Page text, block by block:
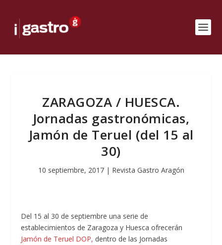
ZARAGOZA / HUESCA.
Jornadas gastronómicas,
Jamón de Teruel (del 15 al
30)
10 septiembre, 2017| Revista Gastro Aragón
Del 15 al 30 de septiembre una serie de
establecimientos de Zaragoza y Huesca ofrecerán
Jamón de Teruel DOP, dentro de las Jornadas